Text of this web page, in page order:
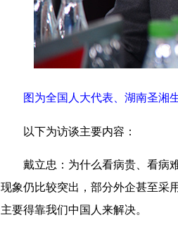
图为全国人大代表、湖南圣湘
以下为访谈主要内容：
戴立忠：为什么看病贵、看病难
现象仍比较突出，部分外企甚至采
主要得靠我们中国人来解决。